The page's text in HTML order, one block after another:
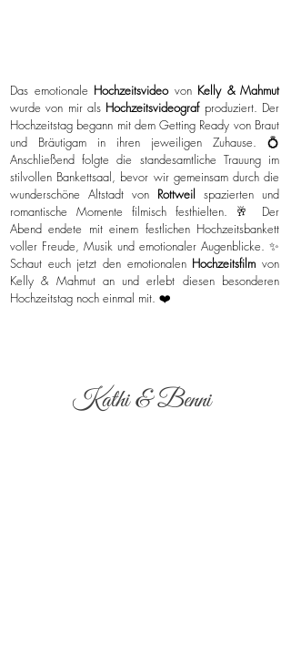
Das emotionale Hochzeitsvideovon Kelly & Mahmut
wurde von mir als Hochzeitsvideograf produziert. Der
Hochzeitstag begann mit dem Getting Ready von Braut
und Bräutigam in ihren jeweiligen Zuhause. 💍
Anschließend folgte die standesamtliche Trauung im
stilvollen Bankettsaal, bevor wir gemeinsam durch die
wunderschöne Altstadt von Rottweil spazierten und
romantische Momente filmisch festhielten. 🥂 Der
Abend endete mit einem festlichen Hochzeitsbankett
voller Freude, Musik und emotionaler Augenblicke. ✨
Schaut euch jetzt den emotionalen Hochzeitsfilmvon
Kelly & Mahmut an und erlebt diesen besonderen
Hochzeitstag noch einmal mit. ❤️
Kathi & Benni